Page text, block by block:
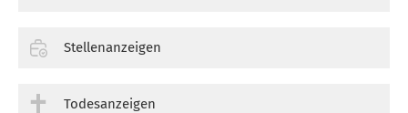
Stellenanzeigen
Todesanzeigen